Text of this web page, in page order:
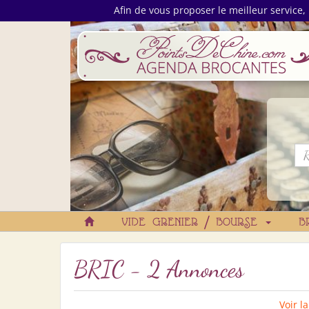
Afin de vous proposer le meilleur
VIDE GRENIER / BOURSE
BRIC - 2 Annonces
Voir